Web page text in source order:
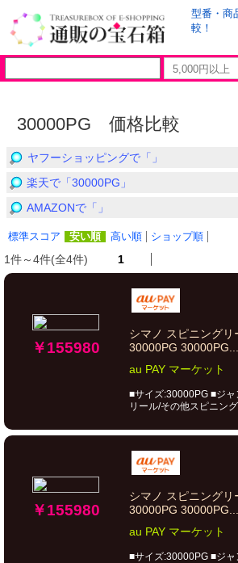
型番・商
較！
30000PG 価格比較
ヤフーショッピングで「」
楽天で「30000PG」
AMAZONで「」
標準スコア 安い順 高い順 ショップ順
1件～4件(全4件) 1
￥155980
シマノ スピニング
30000PG 30000PG...
au PAY マーケット
■サイズ:30000PG ■ジ
リール/その他スピニン
￥155980
シマノ スピニング
30000PG 30000PG...
au PAY マーケット
■サイズ:30000PG ■ジ